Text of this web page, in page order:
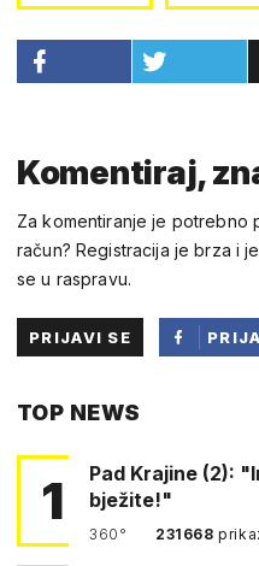
Komentiraj,
Za komentiranje je potrebno
račun? Registracija je brza i
se u raspravu.
PRIJAVI SE
TOP NEWS
1
Pad Krajine (2):
bježite!"
360° 231668